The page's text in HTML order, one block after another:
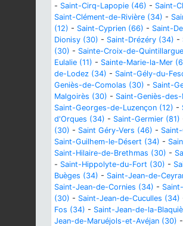
- Saint-Cirq-Lapopie (46) - Saint-
Saint-Clément-de-Rivière (34) -
(12) - Saint-Cyprien (66) - Saint-
Dionisy (30) - Saint-Drézéry (34) -
(30) - Sainte-Croix-de-
Eulalie (11) - Sainte-Marie-la-Mer
de-Lodez (34) - Saint-Gély-du-
Geniès-de-Comolas (30) - Saint-
Malgoirès (30) - Saint-Geniès-
Saint-Georges-de-Luzençon (12) -
d'Orques (34) - Saint-Germier (81)
(30) - Saint Géry-Vers (46) -
Saint-Guilhem-le-Désert (34) -
Saint-Hilaire-de-Brethmas (30) -
- Saint-Hippolyte-du-Fort (30) -
Buèges (34) - Saint-Jean-de-
Saint-Jean-de-Cornies (34) -
(30) - Saint-Jean-de-Cuculles (34)
Fos (34) - Saint-Jean-de-la-
Jean-de-Maruéjols-et-Avéjan (30) -